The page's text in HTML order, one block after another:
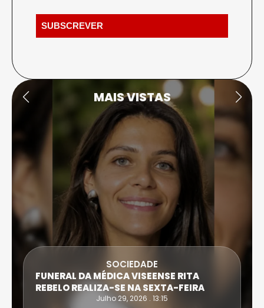
MAIS VISTAS
SOCIEDADE
FUNERAL DA MÉDICA VISEENSE RITA
REBELO REALIZA-SE NA SEXTA-FEIRA
Julho 29, 2026 . 13:15